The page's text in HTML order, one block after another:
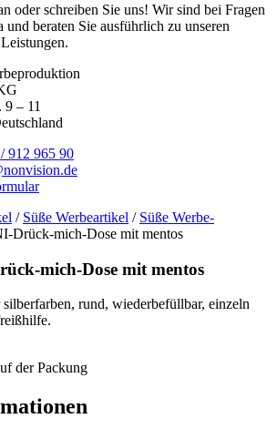
oder schreiben Sie uns! Wir sind bei Fragen
und beraten Sie ausführlich zu unseren
9 – 11
912 965 90
/ Süße Werbeartikel / Süße Werbe-
Drück-mich-Dose mit mentos
mich-Dose mit mentos
rund, wiederbefüllbar, einzeln